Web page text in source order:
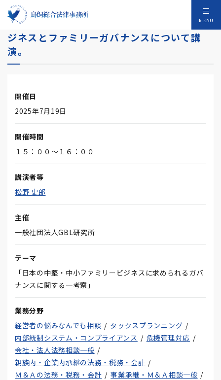
MENU
松野史郎弁護士がGBL研究所でファミリービ
ジネスとファミリーガバナンスについて講
演。
開催日
2025年7月19日
開催時間
１５：００～１６：００
講演者等
松野 史郎
主催
一般社団法人GBL研究所
テーマ
「日本の中堅・中小ファミリービジネスに求められるガバ
ナンスに関する一考察」
業務分野
経営者の悩みなんでも相談
タックスプランニング
内部統制システム・コンプライアンス
危機管理対応
会社・法人法務相談一般
親族内・企業内承継の法務・税務・会計
Ｍ＆Ａの法務・税務・会計
事業承継・Ｍ＆Ａ相談一般